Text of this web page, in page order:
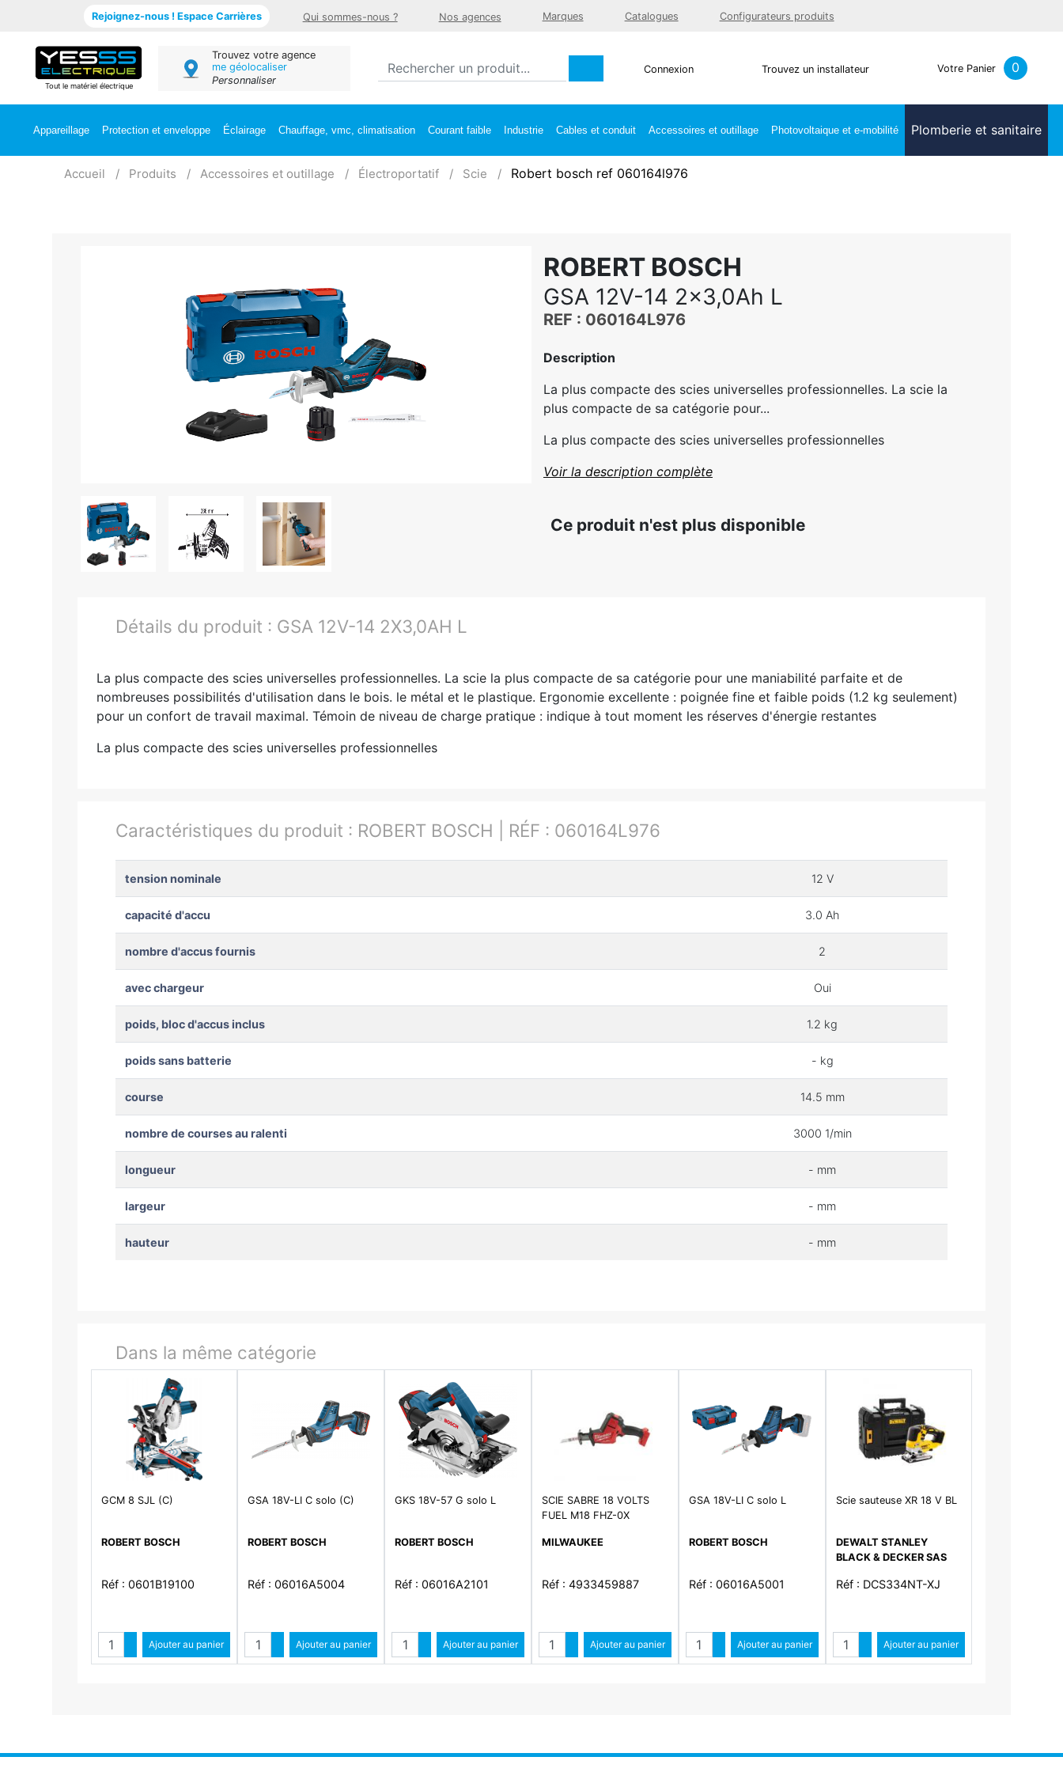
Rejoignez-nous ! Espace Carrières Qui sommes-nous ? Nos agences Marques Catalogues Configurateurs produits
Tout le matériel électrique
Trouvez votre agence
me géolocaliser
Personnaliser
Connexion Trouvez un installateur Votre Panier 0
Appareillage Protection et enveloppe Éclairage Chauffage, vmc, climatisation Courant faible Industrie Cables et conduit Accessoires et outillage Photovoltaique et e-mobilité Plomberie et sanitaire
Accueil Produits Accessoires et outillage Électroportatif Scie Robert bosch ref 060164l976
ROBERT BOSCH
GSA 12V-14 2x3,0Ah L
REF : 060164L976
Description
La plus compacte des scies universelles professionnelles. La scie la
plus compacte de sa catégorie pour...
La plus compacte des scies universelles professionnelles
Voir la description complète
Ce produit n'est plus disponible
Détails du produit : GSA 12V-14 2X3,0AH L
La plus compacte des scies universelles professionnelles. La scie la plus compacte de sa catégorie pour une maniabilité parfaite et de
nombreuses possibilités d'utilisation dans le bois. le métal et le plastique. Ergonomie excellente : poignée fine et faible poids (1.2 kg seulement)
pour un confort de travail maximal. Témoin de niveau de charge pratique : indique à tout moment les réserves d'énergie restantes
La plus compacte des scies universelles professionnelles
Caractéristiques du produit : ROBERT BOSCH | RÉF : 060164L976
tension nominale 12 V
capacité d'accu 3.0 Ah
nombre d'accus fournis 2
avec chargeur Oui
poids, bloc d'accus inclus 1.2 kg
poids sans batterie - kg
course 14.5 mm
nombre de courses au ralenti 3000 1/min
longueur - mm
largeur - mm
hauteur - mm
Dans la même catégorie
GCM 8 SJL (C)
ROBERT BOSCH
Réf : 0601B19100
QuantitéAugmenter quantité
Diminuer quantité
Ajouter au panier
GSA 18V-LI C solo (C)
ROBERT BOSCH
Réf : 06016A5004
QuantitéAugmenter quantité
Diminuer quantité
Ajouter au panier
GKS 18V-57 G solo L
ROBERT BOSCH
Réf : 06016A2101
QuantitéAugmenter quantité
Diminuer quantité
Ajouter au panier
SCIE SABRE 18 VOLTS
FUEL M18 FHZ-0X
MILWAUKEE
Réf : 4933459887
QuantitéAugmenter quantité
Diminuer quantité
Ajouter au panier
GSA 18V-LI C solo L
ROBERT BOSCH
Réf : 06016A5001
QuantitéAugmenter quantité
Diminuer quantité
Ajouter au panier
Scie sauteuse XR 18 V BL
DEWALT STANLEY
BLACK & DECKER SAS
Réf : DCS334NT-XJ
QuantitéAugmenter quantité
Diminuer quantité
Ajouter au panier